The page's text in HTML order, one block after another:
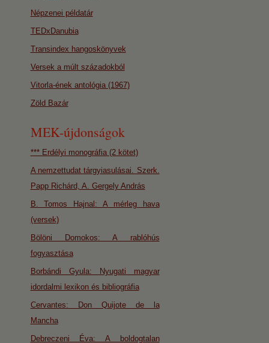
Népzenei példatár
TEDxDanubia
Transindex hangoskönyvek
Versek a múlt századokból
Vitorla-ének antológia (1967)
Zöld Bazár
MEK-újdonságok
*** Erdélyi monográfia (2 kötet)
A nemzettudat tárgyiasulásai. Szerk.
Papp Richárd, A. Gergely András
B. Tomos Hajnal: A mérleg hava
(versek)
Bölöni Domokos: A rablóhús
fogyasztása
Borbándi Gyula: Nyugati magyar
idordalmi lexikon és bibliográfia
Cervantes: Don Quijote de la
Mancha
Debreczeni Éva: A boldogtalan